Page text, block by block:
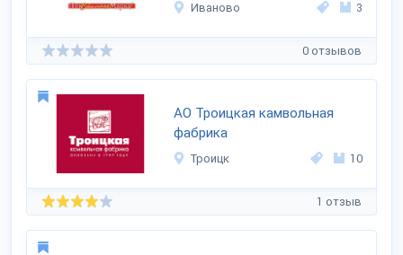
Иваново 3
0 отзывов
АО Троицкая камвольная
фабрика
Троицк 10
1 отзыв